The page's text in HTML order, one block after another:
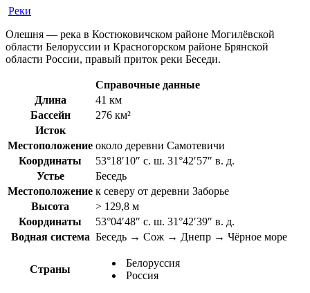
Реки
Олешня — река в Костюковичском районе Могилёвской
области Белоруссии и Красногорском районе Брянской
области России, правый приток реки Беседи.
Справочные данные
Длина
41 км
Бассейн
276 км²
Исток
Местоположение около деревни Самотевичи
Координаты
53°18′10″ с. ш. 31°42′57″ в. д.
Устье
Беседь
Местоположение к северу от деревни Заборье
Высота
> 129,8 м
Координаты
53°04′48″ с. ш. 31°42′39″ в. д.
Водная система Беседь → Сож → Днепр → Чёрное море
Страны
Белоруссия
Россия